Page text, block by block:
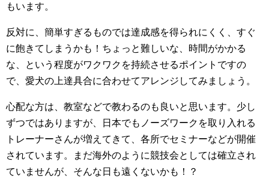
もいます。
反対に、簡単すぎるものでは達成感を得られにくく、すぐ
に飽きてしまうかも！ちょっと難しいな、時間がかかる
な、という程度がワクワクを持続させるポイントですの
で、愛犬の上達具合に合わせてアレンジしてみましょう。
心配な方は、教室などで教わるのも良いと思います。少し
ずつではありますが、日本でもノーズワークを取り入れる
トレーナーさんが増えてきて、各所でセミナーなどが開催
されています。まだ海外のように競技会としては確立され
ていませんが、そんな日も遠くないかも！？